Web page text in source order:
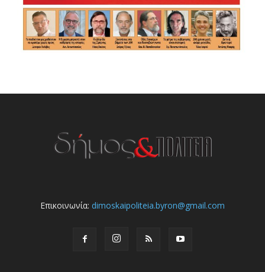
Επικοινωνία: dimoskaipoliteia.byron@gmail.com